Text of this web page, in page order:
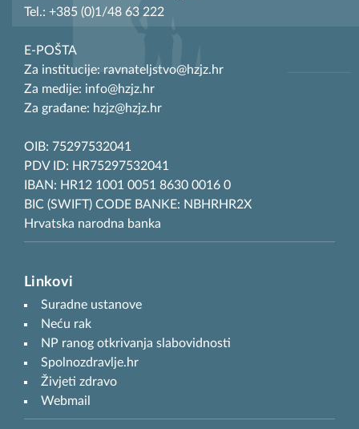
Tel.: +385 (0)1/48 63 222
E-POŠTA
Za institucije: ravnateljstvo@hzjz.hr
Za medije: info@hzjz.hr
Za građane: hzjz@hzjz.hr
OIB: 75297532041
PDV ID: HR75297532041
IBAN: HR12 1001 0051 8630 0016 0
BIC (SWIFT) CODE BANKE: NBHRHR2X
Hrvatska narodna banka
Linkovi
Suradne ustanove
Neću rak
NP ranog otkrivanja slabovidnosti
Spolnozdravlje.hr
Živjeti zdravo
Webmail